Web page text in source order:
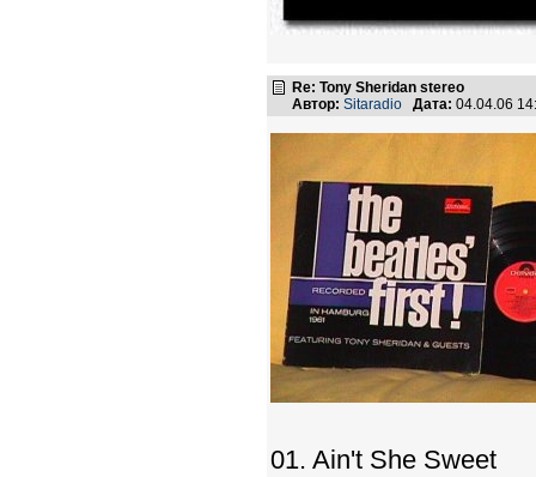
Re: Tony Sheridan stereo
Автор: Sitaradio Дата: 04.04.06
01. Ain't She Sweet